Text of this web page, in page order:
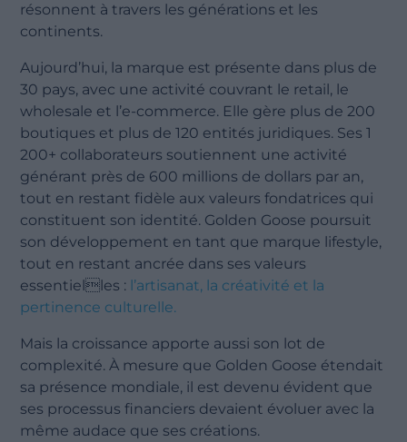
résonnent à travers les générations et les
continents.
Aujourd’hui, la marque est présente dans plus de
30 pays, avec une activité couvrant le retail, le
wholesale et l’e-commerce. Elle gère plus de 200
boutiques et plus de 120 entités juridiques. Ses 1
200+ collaborateurs soutiennent une activité
générant près de 600 millions de dollars par an,
tout en restant fidèle aux valeurs fondatrices qui
constituent son identité. Golden Goose poursuit
son développement en tant que marque lifestyle,
tout en restant ancrée dans ses valeurs
essentielles : l’artisanat, la créativité et la
pertinence culturelle.
Mais la croissance apporte aussi son lot de
complexité. À mesure que Golden Goose étendait
sa présence mondiale, il est devenu évident que
ses processus financiers devaient évoluer avec la
même audace que ses créations.